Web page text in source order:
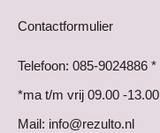
Contactformulier
Telefoon: 085-9024886 *
*ma t/m vrij 09.00 -13.00
Mail: info@rezulto.nl